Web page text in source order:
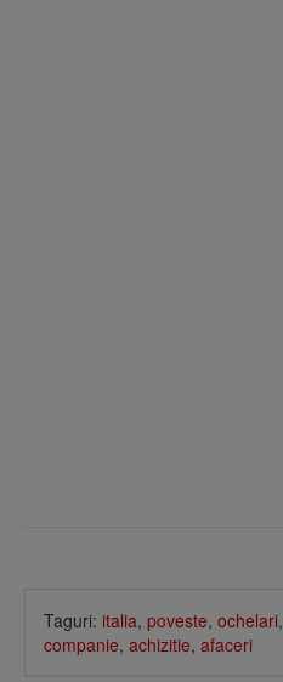
Taguri: italia, poveste, ochelari,
companie, achizitie, afaceri